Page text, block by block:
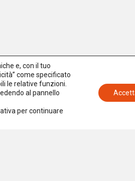
e, con il tuo
come specificato
le relative funzioni.
al pannello
per continuare